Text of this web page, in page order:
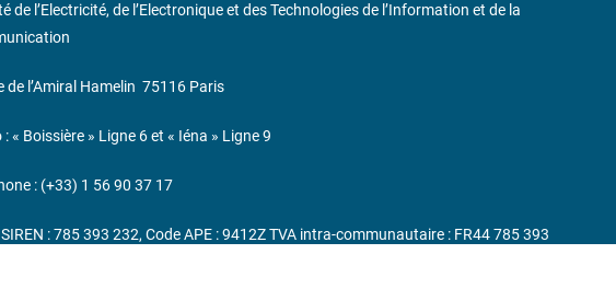
de l’Electricité, de l’Electronique et des Technologies de l’Information et de la
de l’Amiral Hamelin 75116 Paris
: « Boissière » Ligne 6 et « Iéna » Ligne 9
: (+33) 1 56 90 37 17
SIREN : 785 393 232, Code APE : 9412Z TVA intra-communautaire : FR44 785 393